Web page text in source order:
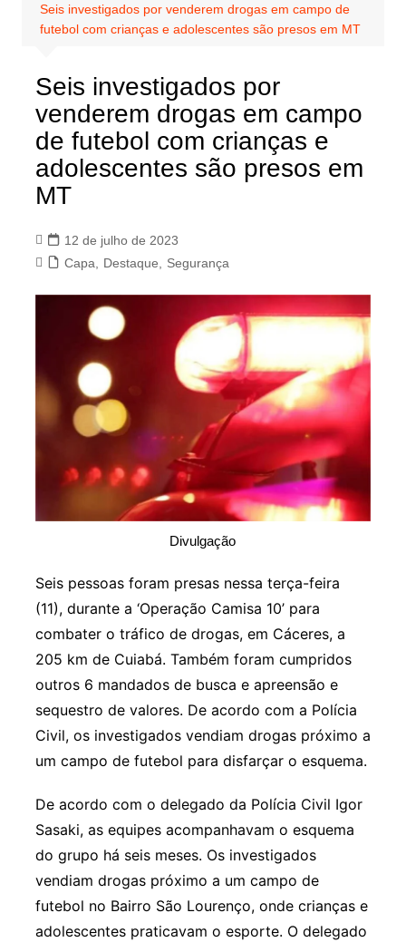
Seis investigados por venderem drogas em campo de
futebol com crianças e adolescentes são presos em MT
Seis investigados por
venderem drogas em campo
de futebol com crianças e
adolescentes são presos em
MT
12 de julho de 2023
Capa
Destaque Segurança
Divulgação
Seis pessoas foram presas nessa terça-feira
(11), durante a ‘Operação Camisa 10’ para
combater o tráfico de drogas, em Cáceres, a
205 km de Cuiabá. Também foram cumpridos
outros 6 mandados de busca e apreensão e
sequestro de valores. De acordo com a Polícia
Civil, os investigados vendiam drogas próximo a
um campo de futebol para disfarçar o esquema.
De acordo com o delegado da Polícia Civil Igor
Sasaki, as equipes acompanhavam o esquema
do grupo há seis meses. Os investigados
vendiam drogas próximo a um campo de
futebol no Bairro São Lourenço, onde crianças e
adolescentes praticavam o esporte. O delegado